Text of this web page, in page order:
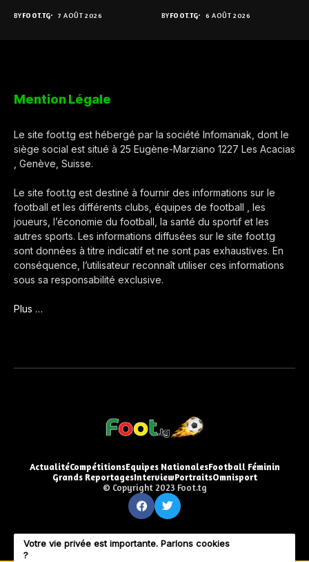
BYFOOT.TG 7 AOÛT 2026 BYFOOT.TG 6 AOÛT 2026
Mention Légale
Le site foot.tg est hébergé par la société Infomaniak, dont le
siège social est situé à 25 Eugène-Marziano 1227 Les Acacias
, Genève, Suisse.
Le site foot.tg est destiné à fournir des informations sur le
football et les différents clubs, équipes de football , les
joueurs, l’économie du football, la santé du sportif et les
autres sports. Les informations diffusées sur le site foot.tg
sont données à titre indicatif et ne sont pas exhaustives. En
conséquence, l’utilisateur reconnaît utiliser ces informations
sous sa responsabilité exclusive.
Plus …
ActualitéCompétitionsEquipes NationalesFootball Féminin
Grands ReportagesInterviewPortraitsOmnisport
© Copyright 2023 Foot.tg
Votre vie privée est importante. Parlons cookies
?